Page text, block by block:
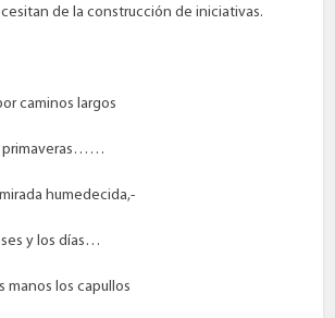
de la construcción de iniciativas.
caminos largos
primaveras……
humedecida,-
y los días…
manos los capullos